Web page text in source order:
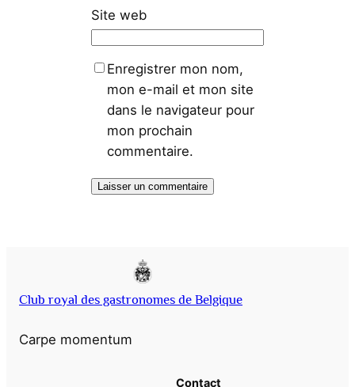
Site web
Enregistrer mon nom,
mon e-mail et mon site
dans le navigateur pour
mon prochain
commentaire.
Club royal des gastronomes de Belgique
Carpe momentum
Contact